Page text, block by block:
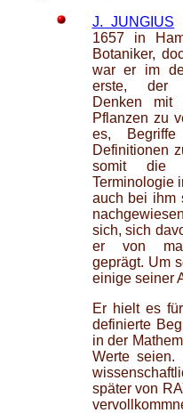
J. JUNGIUS
1657 in
Botaniker,
war er im
erste, der
Denken mit
Pflanzen zu
es,
Definitionen
somit die
Terminologie
auch bei ihm
sich, sich
er von
geprägt. Um
einige seiner
Er hielt es
definierte
in der
Werte
später von